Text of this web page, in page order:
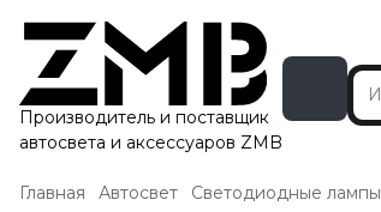
Производитель и поставщик
автосвета и аксессуаров ZMB
Главная Автосвет Светодиодные лампы